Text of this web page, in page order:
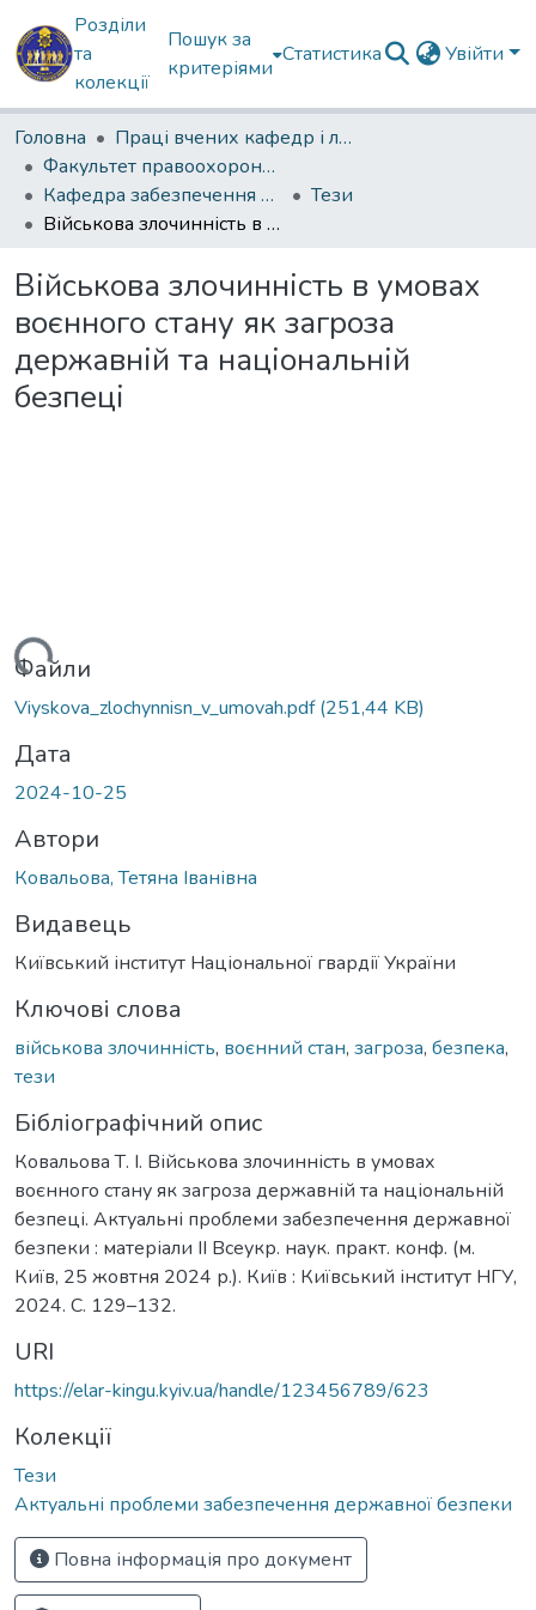
Розділи
та
колекції
Пошук за
критеріями
Статистика Увійти
Головна
Праці вчених кафедр і лабораторій
Факультет правоохоронної діяльності
Кафедра забезпечення державної безпеки
Тези
Військова злочинність в умовах воєнного стану як загроза державній та національній безпеці
Військова злочинність в умовах
воєнного стану як загроза
державній та національній
безпеці
Вантажиться...
Файли
Viyskova_zlochynnisn_v_umovah.pdf(251,44 KB)
Дата
2024-10-25
Автори
Ковальова, Тетяна Іванівна
Видавець
Київський інститут Національної гвардії України
Ключові слова
військова злочинність, воєнний стан, загроза, безпека,
тези
Бібліографічний опис
Ковальова Т. І. Військова злочинність в умовах
воєнного стану як загроза державній та національній
безпеці. Актуальні проблеми забезпечення державної
безпеки : матеріали ІІ Всеукр. наук. практ. конф. (м.
Київ, 25 жовтня 2024 р.). Київ : Київський інститут НГУ,
2024. С. 129–132.
URI
https://elar-kingu.kyiv.ua/handle/123456789/623
Колекції
Тези
Актуальні проблеми забезпечення державної безпеки
Повна інформація про документ